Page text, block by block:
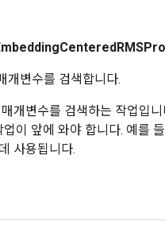
개변수를 검색합니다.
개변수를 검색하는 작업입
이 앞에 와야 합니다. 예를
사용됩니다.